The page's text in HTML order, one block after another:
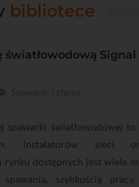
bibliotece
światłowodową Signal
spawarki światłowodowej
instalatorów sieci
rynku dostępnych jest wiele
szybkością